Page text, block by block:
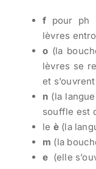
f pour ph
lèvres
o (la
lèvres se
et
n (la
souffle est
le è(la
m (la
e (elle